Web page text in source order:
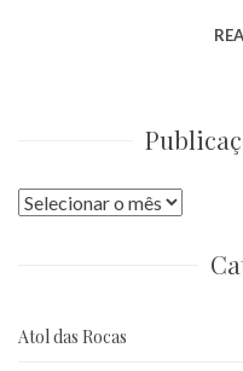
Publicações
Atol das Rocas